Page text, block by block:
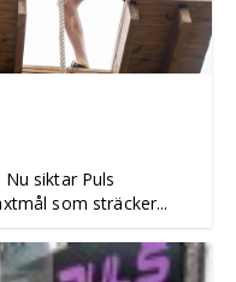
siktar Puls
som sträcker...